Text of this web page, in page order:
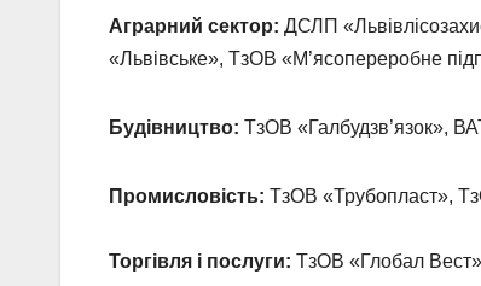
Аграрний сектор: ДСЛП
«Львівське», ТзОВ «М’ясопереробне
Будівництво: ТзОВ «Галбудзв’язок»,
Промисловість: ТзОВ «Трубопласт»,
Торгівля і послуги: ТзОВ «Глобал